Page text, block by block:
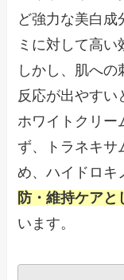
ど強力な美白成
ミに対して高い
しかし、肌へ
反応が出やすい
ホワイトクリー
ず、トラネキサ
め、ハイドロキ
防・維持ケアと
います。